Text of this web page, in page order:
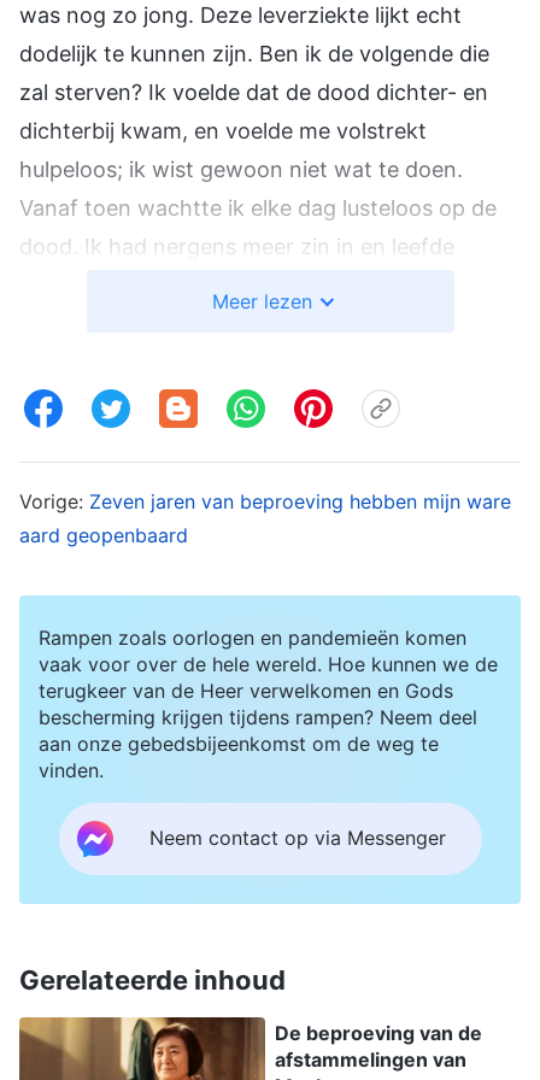
was nog zo jong. Deze leverziekte lijkt echt
dodelijk te kunnen zijn. Ben ik de volgende die
zal sterven? Ik voelde dat de dood dichter- en
dichterbij kwam, en voelde me volstrekt
hulpeloos; ik wist gewoon niet wat te doen.
Vanaf toen wachtte ik elke dag lusteloos op de
dood. Ik had nergens meer zin in en leefde
ziektekosten te betalen, was ik na een tijdje
genoodzaakt om de behandelingen in het
ziekenhuis op te geven. Ik viel terug op het
traditionele medicijn dat mijn vriendin me gaf om
mijn aandoening te verlichten. In die tijd kwamen
enkele moeilijkheden die toen in mijn leven
speelden op te lossen. Ik nam de gelegenheid te
baat om de zusters te raadplegen over het
probleem dat mij plaagde: “Ik
zou God voor mij moeten zorgen en mij moeten
beschermen. Waarom heb ik dan deze ziekte
tot mij: “We moeten ons vertrouwen in God niet
heerst soeverein over alle dingen zowel als over
Meer lezen
Vorige: Zeven jaren van beproeving hebben mijn ware
aard geopenbaard
Rampen zoals oorlogen en pandemieën komen
vaak voor over de hele wereld. Hoe kunnen we de
terugkeer van de Heer verwelkomen en Gods
bescherming krijgen tijdens rampen? Neem deel
aan onze gebedsbijeenkomst om de weg te
vinden.
Neem contact op via Messenger
Gerelateerde inhoud
De beproeving van de
afstammelingen van